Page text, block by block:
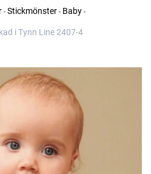
Stickmönster Baby
i Tynn Line 2407-4